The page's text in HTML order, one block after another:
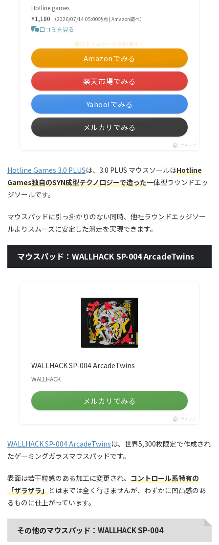
Hotline games
¥1,180
（2026/07/14 05:00時点 | Amazon調べ）
口コミを見る
＼毎日タイムセールが開催中！／
Amazonでみる
楽天市場でみる
Yahoo!でみる
メルカリでみる
ポチップ
Hotline Games 3.0 PLUSは、3.0 PLUS マウスソールはHotline
Games独自のSYN成型テクノロジーで造った一体型ラウンドエッ
ジソールです。
マウスパッドに引っ掛かりのない同時、他社ラウンドエッジソー
ルよりスムーズに安定した滑走を実現できます。
マウスパッド：WALLHACK SP-004 ArcadeTwins
WALLHACK SP-004 ArcadeTwins
WALLHACK
メルカリでみる
ポチップ
WALLHACK SP-004 ArcadeTwinsは、世界5,300枚限定で作成され
たゲーミングガラスマウスパッドです。
表面は若干粒感のある加工に変更され、 コントロール系特有の
「ザラザラ」とはまでは全く行きませんが、わずかに凹凸感のあ
るものに仕上がっています。
その他のマウスパッド：WALLHACK SP-004